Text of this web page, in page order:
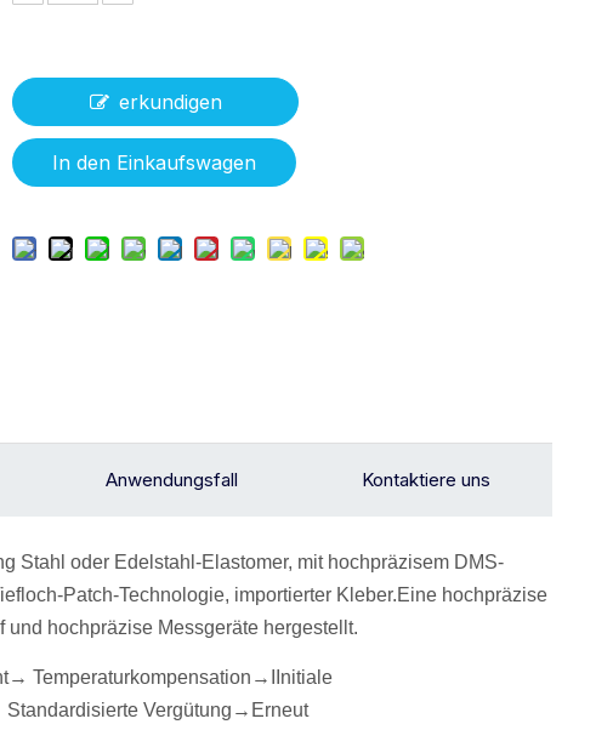
erkundigen
In den Einkaufswagen
Anwendungsfall Kontaktiere uns
Stahl oder Edelstahl-Elastomer, mit hochpräzisem DMS-
Patch-Technologie, importierter Kleber.Eine hochpräzise
hochpräzise Messgeräte hergestellt.
→ Temperaturkompensation→
Initiale
Standardisierte Vergütung →Erneut